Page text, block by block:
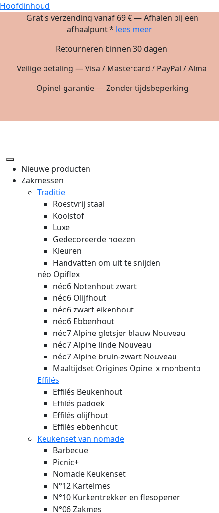
Hoofdinhoud
Gratis verzending vanaf 69 € — Afhalen bij een
afhaalpunt * lees meer
Retourneren binnen 30 dagen
Veilige betaling — Visa / Mastercard / PayPal / Alma
Opinel-garantie — Zonder tijdsbeperking
Nieuwe producten
Zakmessen
Traditie
Roestvrij staal
Koolstof
Luxe
Gedecoreerde hoezen
Kleuren
Handvatten om uit te snijden
néo Opiflex
néo6 Notenhout zwart
néo6 Olijfhout
néo6 zwart eikenhout
néo6 Ebbenhout
néo7 Alpine gletsjer blauw Nouveau
néo7 Alpine linde Nouveau
néo7 Alpine bruin-zwart Nouveau
Maaltijdset Origines Opinel x monbento
Effilés
Effilés Beukenhout
Effilés padoek
Effilés olijfhout
Effilés ebbenhout
Keukenset van nomade
Barbecue
Picnic+
Nomade Keukenset
N°12 Kartelmes
N°10 Kurkentrekker en flesopener
N°06 Zakmes